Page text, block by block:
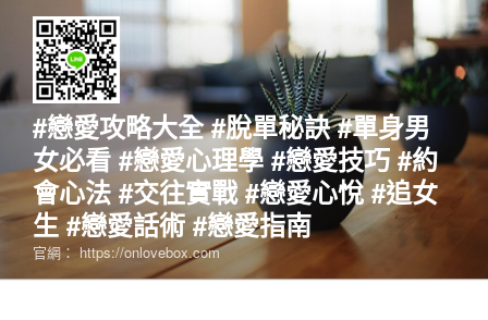
要
#戀愛攻略大全 #脫單秘訣 #單身男
女必看 #戀愛心理學 #戀愛技巧 #約
會心法 #交往實戰 #戀愛心悅 #追女
生 #戀愛話術 #戀愛指南
官網： https://onlovebox.com